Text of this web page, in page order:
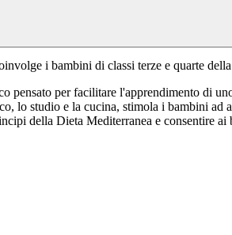
i bambini di classi terze e quarte
per facilitare l'apprendimento di
lo studio e la cucina, stimola i bambini
della Dieta Mediterranea e consentire